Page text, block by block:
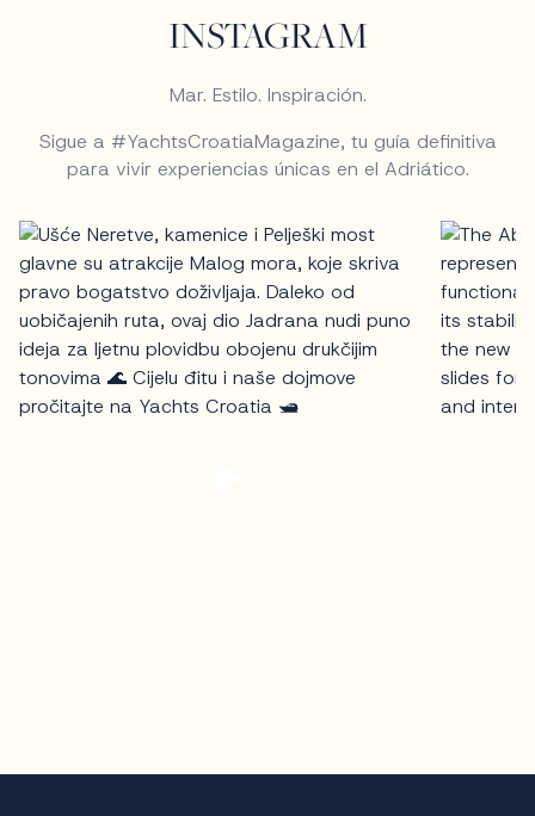
INSTAGRAM
Mar. Estilo. Inspiración.
Sigue a #YachtsCroatiaMagazine, tu guía definitiva
para vivir experiencias únicas en el Adriático.